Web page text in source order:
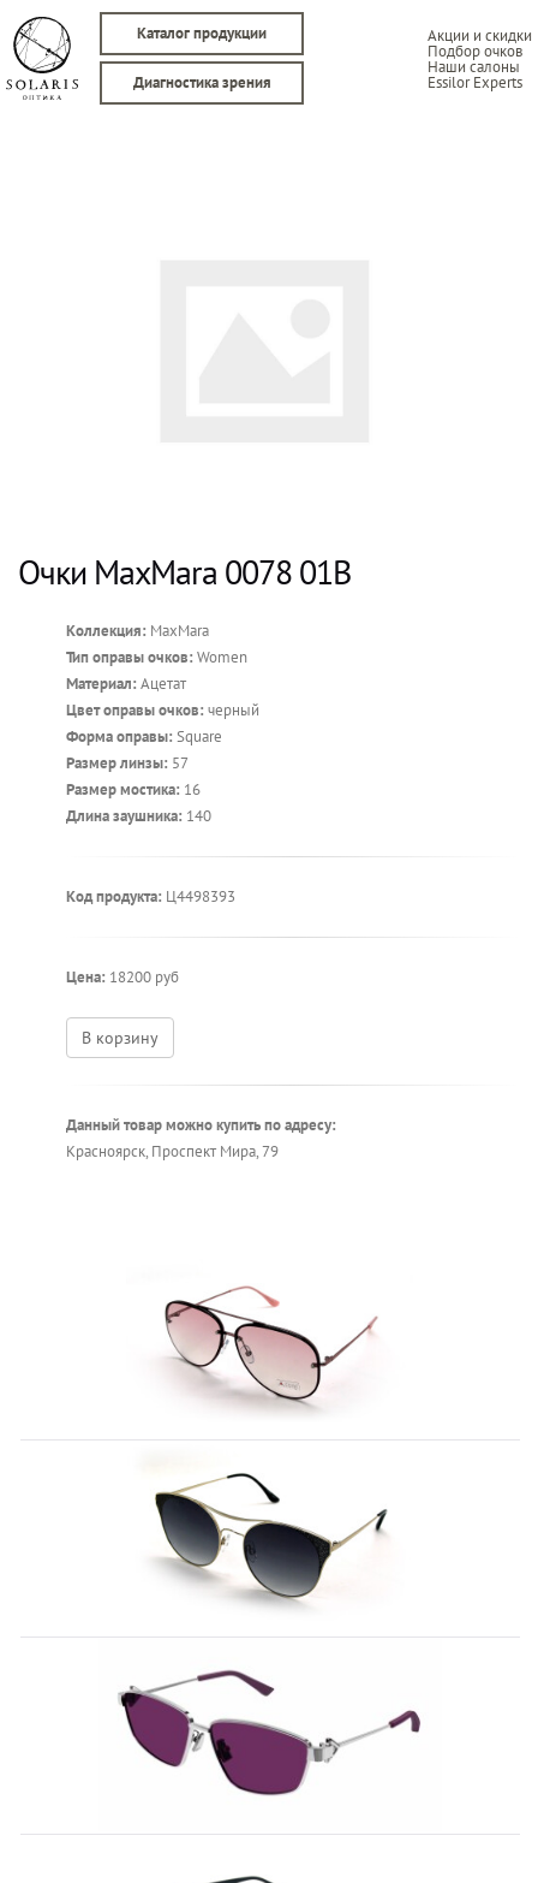
Каталог продукции Акции и скидки
Подбор очков
Наши салоны
Essilor Experts
Диагностика зрения
Очки MaxMara 0078 01B
Коллекция: MaxMara
Тип оправы очков: Women
Материал: Ацетат
Цвет оправы очков: черный
Форма оправы: Square
Размер линзы: 57
Размер мостика: 16
Длина заушника: 140
Код продукта: Ц4498393
Цена: 18200 руб
В корзину
Данный товар можно купить по адресу:
Красноярск, Проспект Мира, 79